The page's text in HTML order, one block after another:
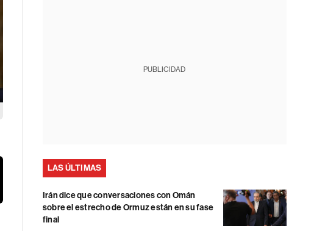
PUBLICIDAD
LAS ÚLTIMAS
Irán dice que conversaciones con Omán
sobre el estrecho de Ormuz están en su fase
final